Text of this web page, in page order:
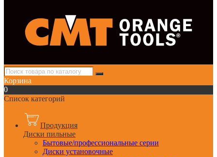
Корзина
0
Список категорий
Продукция
Диски пильные
Бытовые/профессиональные серии
Диски установочные